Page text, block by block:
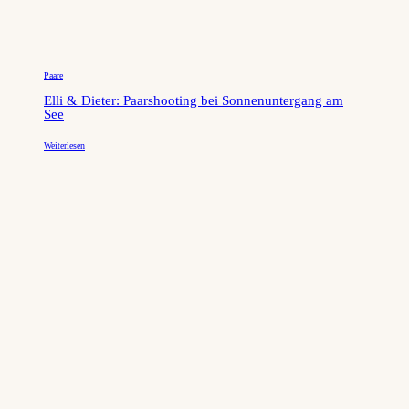
Paare
Elli & Dieter: Paarshooting bei Sonnenuntergang am
See
Weiterlesen